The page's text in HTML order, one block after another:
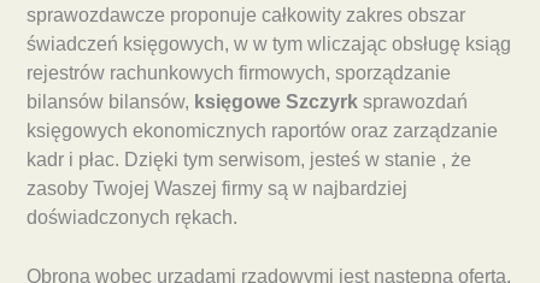
sprawozdawcze proponuje całkowity zakres obszar
świadczeń księgowych, w w tym wliczając obsługę ksiąg
rejestrów rachunkowych firmowych, sporządzanie
bilansów bilansów, księgowe Szczyrk sprawozdań
księgowych ekonomicznych raportów oraz zarządzanie
kadr i płac. Dzięki tym serwisom, jesteś w stanie , że
zasoby Twojej Waszej firmy są w najbardziej
doświadczonych rękach.
Obrona wobec urządami rządowymi jest następna oferta,